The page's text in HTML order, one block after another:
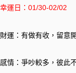
幸運日：01/30-02/02
財運：有做有收，留意
感情：爭吵較多，彼此